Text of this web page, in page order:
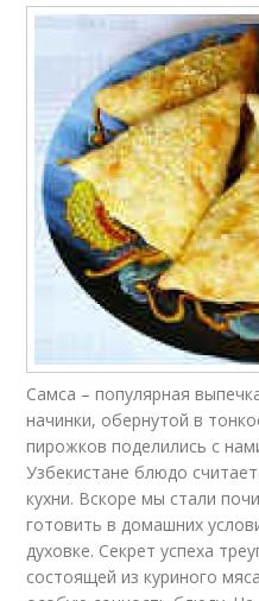
Самса – популярная
начинки, обернутой в
пирожков поделились с
Узбекистане блюдо
кухни. Вскоре мы стали
готовить в домашних
духовке. Секрет успеха
состоящей из куриного